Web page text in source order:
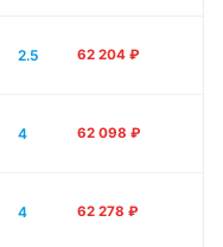
2.5 62 204 ₽
4 62 098 ₽
4 62 278 ₽